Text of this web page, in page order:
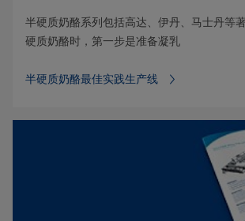
半硬质奶酪系列包括高达、伊丹、马士丹等
硬质奶酪时，第一步是准备凝乳
半硬质奶酪最佳实践生产线